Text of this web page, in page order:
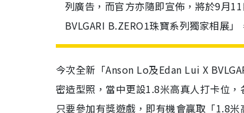
列廣告，而官方亦隨即宣佈，將於9月
BVLGARI B.ZERO1珠寶系列獨家相展
今次全新「Anson Lo及Edan Lui X
密造型照，當中更設1.8米高真人打卡位
只要參加有獎遊戲，即有機會贏取「1.8